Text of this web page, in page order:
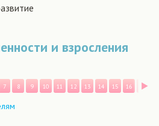
и взросления
7 8 9 10 11 12 13 14 15 16 17